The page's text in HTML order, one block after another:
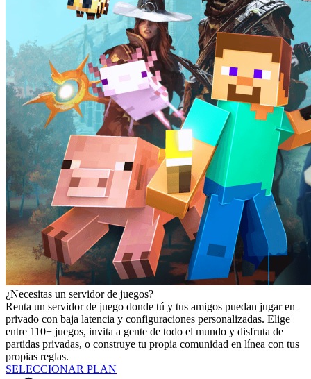
¿Necesitas un servidor de juegos?
Renta un servidor de juego donde tú y tus amigos puedan jugar en
privado con baja latencia y configuraciones personalizadas. Elige
entre 110+ juegos, invita a gente de todo el mundo y disfruta de
partidas privadas, o construye tu propia comunidad en línea con tus
propias reglas.
SELECCIONAR PLAN